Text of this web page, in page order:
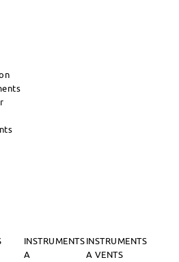
INSTRUMENTS
A
INSTRUMENTS
A VENTS